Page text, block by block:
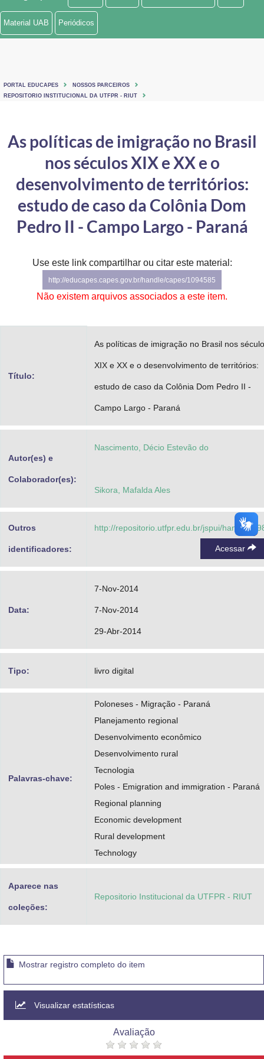
Ministério de Minas e Energia
Ministério do Turismo
Controladoria-Geral da União
Secretaria de Governo
Advocacia-Geral da União
Banco Central do Brasil
Planalto
Material UAB Periódicos
PORTAL EDUCAPES
NOSSOS PARCEIROS
REPOSITORIO INSTITUCIONAL DA UTFPR - RIUT
As políticas de imigração no Brasil
nos séculos XIX e XX e o
desenvolvimento de territórios:
estudo de caso da Colônia Dom
Pedro II - Campo Largo - Paraná
Use este link compartilhar ou citar este material:
http://educapes.capes.gov.br/handle/capes/1094585
Não existem arquivos associados a este item.
Título:
As políticas de imigração no Brasil nos
XIX e XX e o desenvolvimento de territórios:
estudo de caso da Colônia Dom Pedro II -
Campo Largo - Paraná
Autor(es) e
Colaborador(es):
Nascimento, Décio Estevão do
Sikora, Mafalda Ales
Outros
identificadores:
http://repositorio.utfpr.edu.br/jspui/handle/1/
Acessar
Data:
7-Nov-2014
7-Nov-2014
29-Abr-2014
Tipo: livro digital
Palavras-chave:
Poloneses - Migração - Paraná
Planejamento regional
Desenvolvimento econômico
Desenvolvimento rural
Tecnologia
Poles - Emigration and immigration - Paraná
Regional planning
Economic development
Rural development
Technology
Aparece nas
coleções:
Repositorio Institucional da UTFPR - RIUT
Mostrar registro completo do item
Visualizar estatísticas
Avaliação